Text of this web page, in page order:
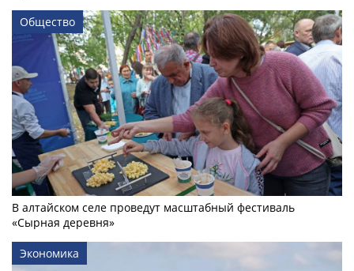
Общество
В алтайском селе проведут масштабный фестиваль
«Сырная деревня»
Экономика